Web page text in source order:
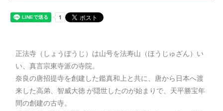
正法寺（しょうぼうじ）は山号を法寿山（ほうじゅざん）い
い、真言宗東寺派の寺院。
奈良の唐招提寺を創建した鑑真和上と共に、唐から日本へ渡
来した高弟、智威大徳 が隠世したのが始まりで、天平勝宝年
間の創建の古寺。